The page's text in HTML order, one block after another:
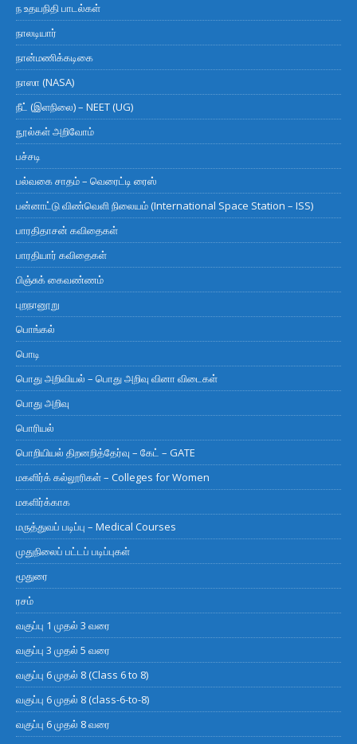
ந உதயநிதி பாடல்கள்
நாலடியார்
நான்மணிக்கடிகை
நாஸா (NASA)
நீட் (இளநிலை) – NEET (UG)
நூல்கள் அறிவோம்
பச்சடி
பல்வகை சாதம் – வெரைட்டி ரைஸ்
பன்னாட்டு விண்வெளி நிலையம் (International Space Station – ISS)
பாரதிதாசன் கவிதைகள்
பாரதியார் கவிதைகள்
பிஞ்சுக் கைவண்ணம்
புறநானூறு
பொங்கல்
பொடி
பொது அறிவியல் – பொது அறிவு வினா விடைகள்
பொது அறிவு
பொரியல்
பொறியியல் திறனறித்தேர்வு – கேட் – GATE
மகளிர்க் கல்லூரிகள் – Colleges for Women
மகளிர்க்காக
மருத்துவப் படிப்பு – Medical Courses
முதுநிலைப் பட்டப் படிப்புகள்
மூதுரை
ரசம்
வகுப்பு 1 முதல் 3 வரை
வகுப்பு 3 முதல் 5 வரை
வகுப்பு 6 முதல் 8 (Class 6 to 8)
வகுப்பு 6 முதல் 8 (class-6-to-8)
வகுப்பு 6 முதல் 8 வரை